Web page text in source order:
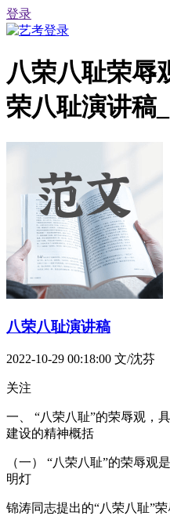
登录
八荣八耻荣辱
荣八耻演讲稿_
八荣八耻演讲稿
2022-10-29 00:18:00 文/沈芬
关注
一、 “八荣八耻”的荣辱观，
建设的精神概括
（一） “八荣八耻”的荣辱观
明灯
锦涛同志提出的“八荣八耻”